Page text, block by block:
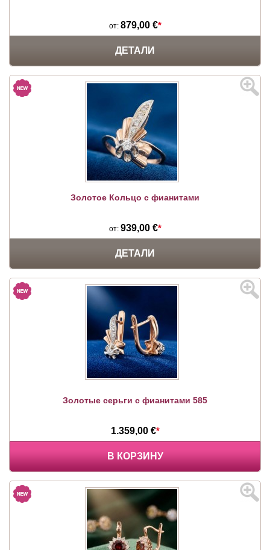
от: 879,00 €*
ДЕТАЛИ
Золотое Кольцо с фианитами
от: 939,00 €*
ДЕТАЛИ
Золотые серьги с фианитами 585
1.359,00 €*
В КОРЗИНУ